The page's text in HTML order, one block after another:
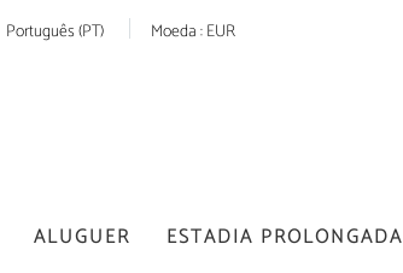
Português (PT) Moeda :EUR
ALUGUER ESTADIA PROLONGADA